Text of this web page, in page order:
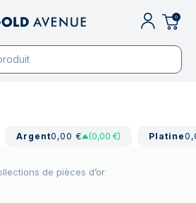
0
Argent0,00 € (0,00 €) Platine
de pièces d’or